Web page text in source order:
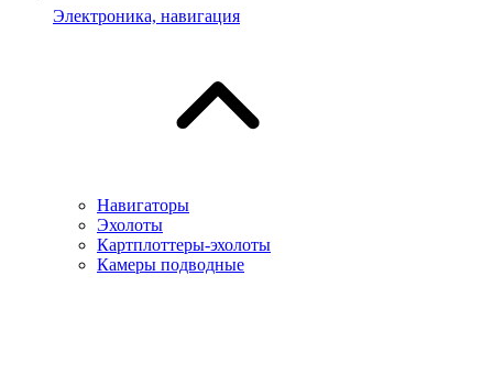
Электроника, навигация
Навигаторы
Эхолоты
Картплоттеры-эхолоты
Камеры подводные